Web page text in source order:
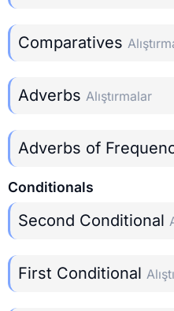
Comparatives
Adverbs Alıştırmalar
Adverbs of
Conditionals
Second Conditional
First Conditional